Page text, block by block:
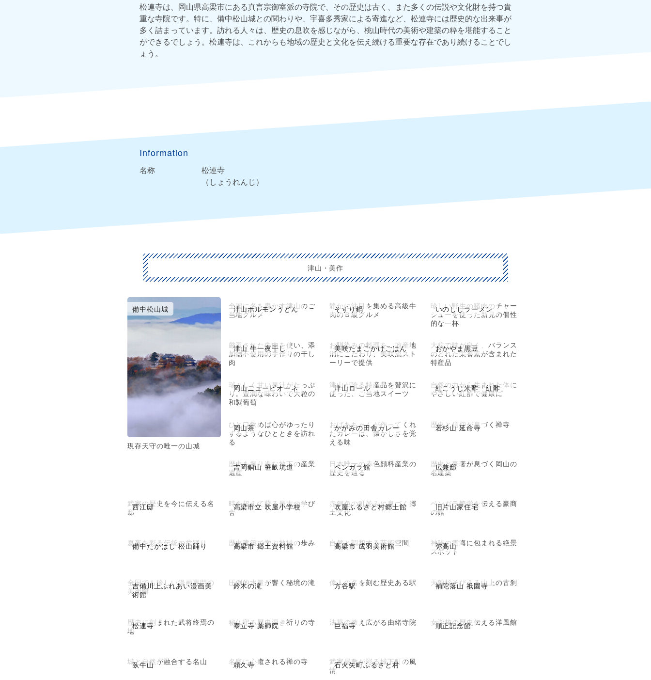
松連寺は、岡山県高梁市にある真言宗御室派の寺院で、その歴史は古く、また多くの伝説や文化財を持つ貴
重な寺院です。特に、備中松山城との関わりや、宇喜多秀家による寄進など、松連寺には歴史的な出来事が
多く詰まっています。訪れる人々は、歴史の息吹を感じながら、桃山時代の美術や建築の粋を堪能すること
ができるでしょう。松連寺は、これからも地域の歴史と文化を伝え続ける重要な存在であり続けることでし
ょう。
Information
名称
松連寺
（しょうれんじ）
津山・美作
備中松山城
現存天守の唯一の山城
津山ホルモンうどん
全国に名を轟かす津山のご
当地グルメ
そずり鍋
静かに注目を集める高級牛
肉のＢ級グルメ
いのししラーメン
珍しい野生の猪肉のチャー
シューを使った新見の個性
的な一杯
津山 牛一夜干し
厳選された牛肉を使い、添
加物不使用の手作りの干し
肉
美咲たまごかけごはん
お馴染みの料理を、地産地
消にこだわり、美咲流スト
ーリーで提供
おかやま黒豆
大粒で味が良く、バランス
のとれた栄養素が含まれた
特産品
岡山ニューピオーネ
瑞々しく甘い果汁がたっぷ
り。豊潤な味わいで大粒の
和製葡萄
津山ロール
津山が誇る特産品を贅沢に
使った、ご当地スイーツ
紅こうじ米酢「紅酢」
自然の力から生まれた体に
やさしい紅酢で健康に
岡山茶
ひと口飲めば心がゆったり
するようなひとときを訪れ
る
かがみの田舎カレー
おばあちゃんが作ってくれ
たカレーは、懐かしさを覚
える味
若杉山 延命寺
歴史と信仰が息づく禅寺
吉岡銅山 笹畝坑道
歴史を掘り進む地下の産業
遺産
ベンガラ館
日本唯一の赤色顔料産業の
歴史を辿る
広兼邸
歴史と豪奢が息づく岡山の
名建築
西江邸
武家の歴史を今に伝える名
邸
高梁市立 吹屋小学校
時を超えて蘇る最古の学び
舎
吹屋ふるさと村郷土館
赤銅色の町並みに息づく郷
土文化
旧片山家住宅
ベンガラ繁栄を伝える豪商
の館
備中たかはし 松山踊り
夏夜を彩る伝統の盆踊り 高梁市 郷土資料館
歴史建築で学ぶ地域の歩み 高梁市 成羽美術館
自然と調和する芸術空間 弥高山
神秘の雲海に包まれる絶景
スポット
吉備川上ふれあい漫画美
術館
全国でも珍しい漫画専門の
美術館
鈴木の滝
圧倒的水量が響く秘境の滝 方谷駅
偉人の名を刻む歴史ある駅 補陀落山 祇園寺
天狗杉そびえる山上の古刹
松連寺
歴史に刻まれた武将終焉の
地
泰立寺 薬師院
秘仏守る歴史深き祈りの寺 巨福寺
法華の教え広がる由緒寺院 順正記念館
女学校の歴史伝える洋風館
臥牛山
城と自然が融合する名山 頼久寺
名庭に心癒される禅の寺 石火矢町ふるさと村
武家屋敷が彩る城下町の風
情